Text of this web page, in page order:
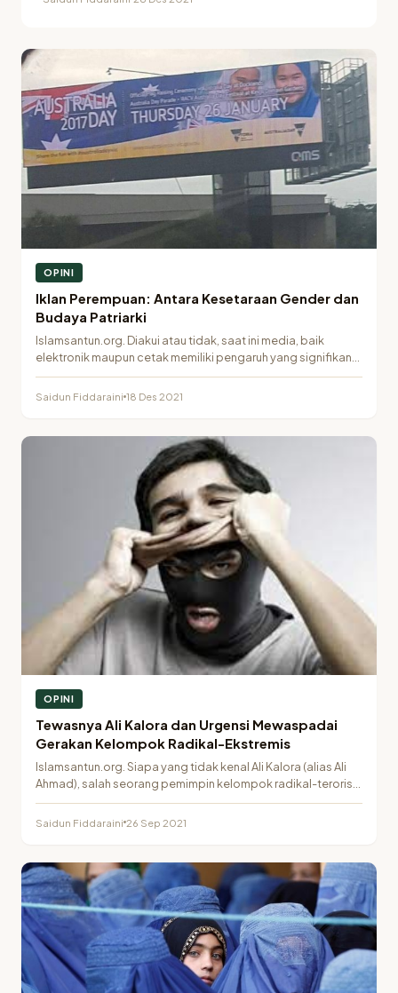
OPINI
Iklan Perempuan: Antara Kesetaraan Gender dan
Budaya Patriarki
Islamsantun.org. Diakui atau tidak, saat ini media, baik
elektronik maupun cetak memiliki pengaruh yang signifikan
pada…
Saidun Fiddaraini 18 Des 2021
OPINI
Tewasnya Ali Kalora dan Urgensi Mewaspadai
Gerakan Kelompok Radikal-Ekstremis
Islamsantun.org. Siapa yang tidak kenal Ali Kalora (alias Ali
Ahmad), salah seorang pemimpin kelompok radikal-teroris
yakni…
Saidun Fiddaraini 26 Sep 2021